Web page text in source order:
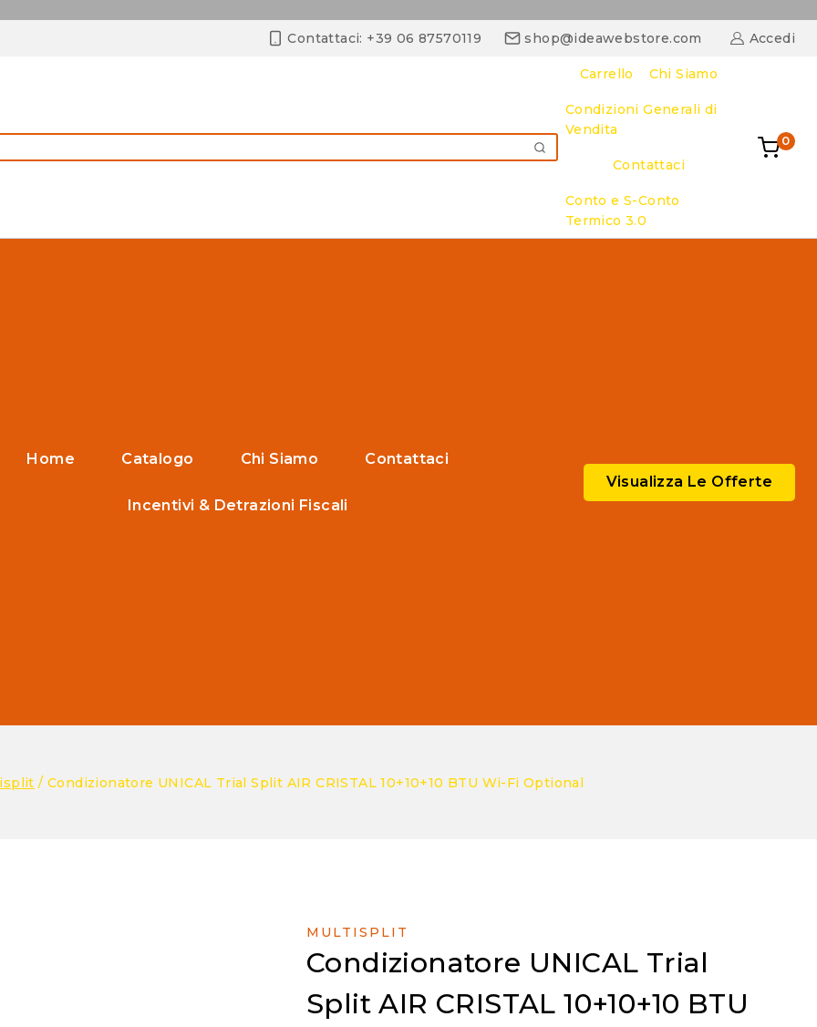
Contattaci: +39 06 87570119 shop@ideawebstore.com Accedi
CERCA
Carrello Chi Siamo
Condizioni Generali di
Vendita
Contattaci
Conto e S-Conto
Termico 3.0
0
Home Catalogo Chi Siamo Contattaci
Incentivi & Detrazioni Fiscali
Visualizza Le Offerte
/ Condizionatore UNICAL Trial Split AIR CRISTAL 10+10+10 BTU Wi-Fi Optional
MULTISPLIT
Condizionatore UNICAL Trial
Split AIR CRISTAL 10+10+10 BTU